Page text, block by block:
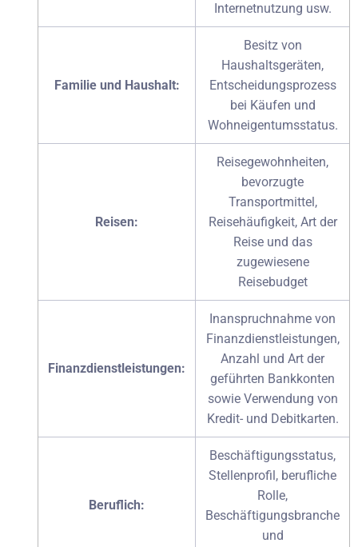
Internetnutzung usw.
Familie und Haushalt:
Besitz von
Haushaltsgeräten,
Entscheidungsprozess
bei Käufen und
Wohneigentumsstatus.
Reisen:
Reisegewohnheiten,
bevorzugte
Transportmittel,
Reisehäufigkeit, Art der
Reise und das
zugewiesene
Reisebudget
Finanzdienstleistungen:
Inanspruchnahme von
Finanzdienstleistungen,
Anzahl und Art der
geführten Bankkonten
sowie Verwendung von
Kredit- und Debitkarten.
Beruflich:
Beschäftigungsstatus,
Stellenprofil, berufliche
Rolle,
Beschäftigungsbranche
und